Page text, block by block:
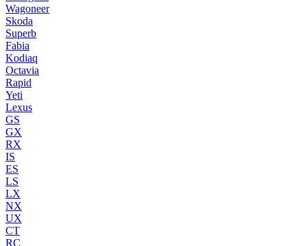
Wagoneer
Skoda
Superb
Fabia
Kodiaq
Octavia
Rapid
Yeti
Lexus
GS
GX
RX
IS
ES
LS
LX
NX
UX
CT
RC